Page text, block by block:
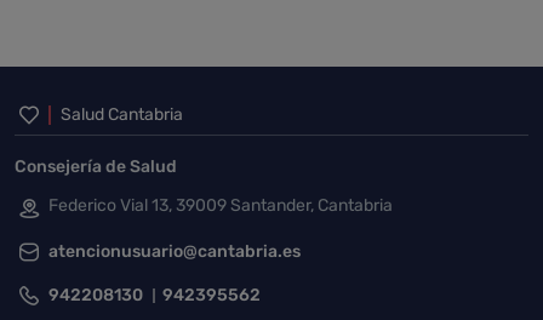
Inicio del pie de página
Salud Cantabria
Consejería de Salud
Federico Vial 13, 39009 Santander, Cantabria
atencionusuario@cantabria.es
942208130 942395562